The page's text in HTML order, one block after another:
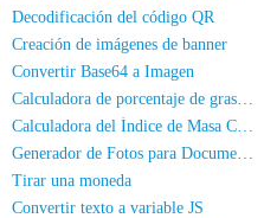
Decodificación del código QR
Creación de imágenes de banner
Convertir Base64 a Imagen
Calculadora de porcentaje de grasa corporal
Calculadora del Índice de Masa Corporal
Generador de Fotos para Documentos
Tirar una moneda
Convertir texto a variable JS